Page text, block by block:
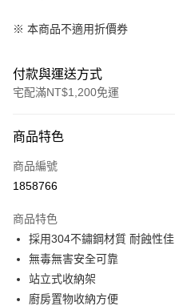
※ 本商品不適用折價券
付款與運送方式
宅配滿NT$1,200免運
信用卡一次付款
LINE Pay
街口支付
悠遊付
ATM付款
商品特色
商品編號
1858766
商品特色
採用304不鏽鋼材質 耐蝕性佳
無毒無害安全可靠
站立式收納架
廚房置物收納方便